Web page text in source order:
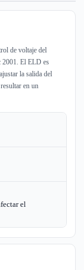
de voltaje del
2001. El ELD es
la salida del
en un
el